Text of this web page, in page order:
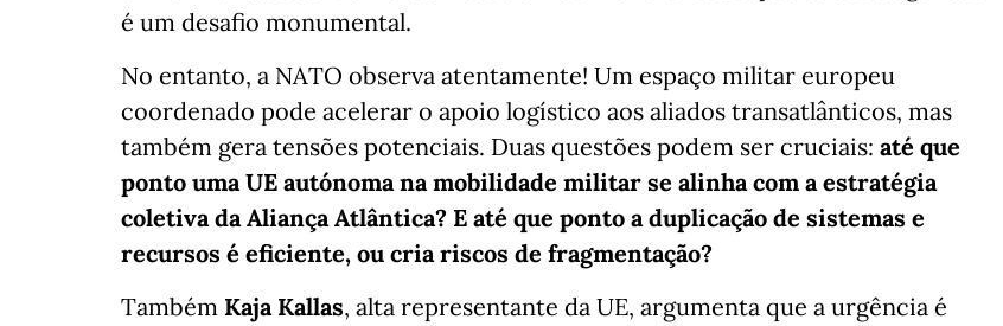
é um desafio monumental.
No entanto, a NATO observa atentamente! Um espaço militar europeu
coordenado pode acelerar o apoio logístico aos aliados transatlânticos, mas
também gera tensões potenciais. Duas questões podem ser cruciais: até que
ponto uma UE autónoma na mobilidade militar se alinha com a estratégia
coletiva da Aliança Atlântica? E até que ponto a duplicação de sistemas e
recursos é eficiente, ou cria riscos de fragmentação?
Também Kaja Kallas, alta representante da UE, argumenta que a urgência é